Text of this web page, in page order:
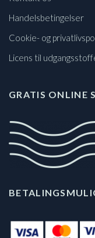
Handelsbetingelser
Cookie- og
Licens til
GRATIS ONLINE